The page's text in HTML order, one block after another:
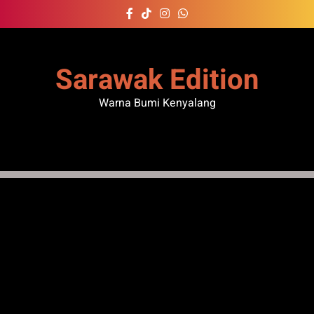
to
Sarawak Edition
Warna Bumi Kenyalang